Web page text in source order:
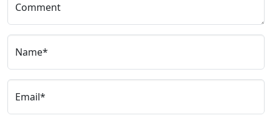
Comment
Name*
Email*